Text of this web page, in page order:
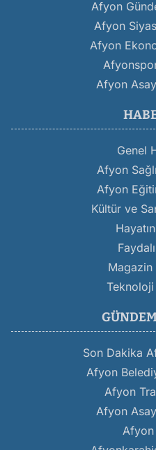
Afyon
Afyon
Afyon
Afyon
Genel
Afyon
Afyon
Kültür ve
Magazin
Son Dakika
Afyon
Afyon
Afyon